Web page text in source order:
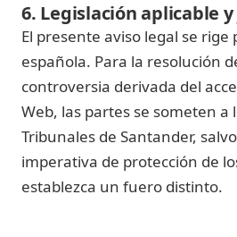
6. Legislación aplicable
El presente aviso legal se rige
española. Para la resolución
controversia derivada del
Web, las partes se someten a
Tribunales de Santander,
imperativa de protección de
establezca un fuero distinto.